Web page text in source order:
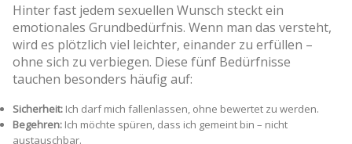
Hinter fast jedem sexuellen Wunsch steckt ein
emotionales Grundbedürfnis. Wenn man das versteht,
wird es plötzlich viel leichter, einander zu erfüllen –
ohne sich zu verbiegen. Diese fünf Bedürfnisse
tauchen besonders häufig auf:
Sicherheit: Ich darf mich fallenlassen, ohne bewertet zu werden.
Begehren: Ich möchte spüren, dass ich gemeint bin – nicht
austauschbar.